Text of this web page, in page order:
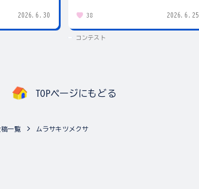
2026.6.30 38 2026.6.25
コンテスト
TOPページにもどる
稿一覧 ムラサキツメクサ